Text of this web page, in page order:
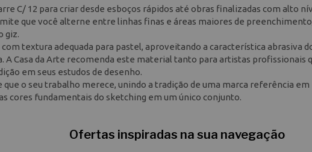
C/ 12 para criar desde esboços rápidos até obras finalizadas com alto
que você alterne entre linhas finas e áreas maiores de
giz.
textura adequada para pastel, aproveitando a característica abrasiva
Casa da Arte recomenda este material tanto para artistas profissionais
em seus estudos de desenho.
o seu trabalho merece, unindo a tradição de uma marca referência em
cores fundamentais do sketching em um único conjunto.
Ofertas inspiradas na sua navegação